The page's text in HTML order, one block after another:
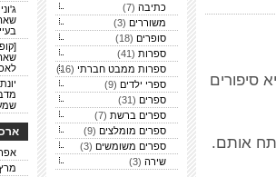
סיפורים
אותם.
כתיבה (7)
משוררים (3)
סופרים (18)
ספרות (41)
ספרות ממבט חברתי (16)
ספרי ילדים (9)
ספרים (31)
ספרים ברשת (7)
ספרים מומלצים (9)
ספרים משומשים (3)
שירה (3)
אפריל
מרץ